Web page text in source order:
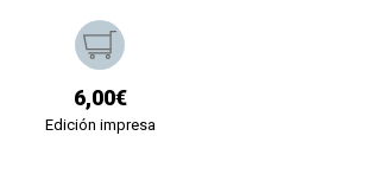
6,00€
Edición impresa